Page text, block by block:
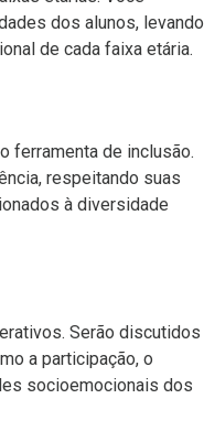
dos alunos, levando
de cada faixa etária.
ferramenta de inclusão.
respeitando suas
à diversidade
Serão discutidos
a participação, o
socioemocionais dos